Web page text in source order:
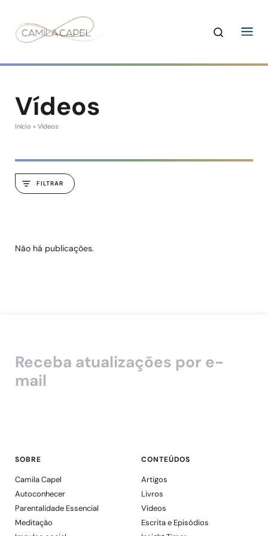
Vídeos
Início » Vídeos
FILTRAR
Não há publicações.
Receba atualizações por e-
mail
SOBRE
Camila Capel
Autoconhecer
Parentalidade Essencial
Meditação
CONTEÚDOS
Artigos
Livros
Vídeos
Escrita e Episódios